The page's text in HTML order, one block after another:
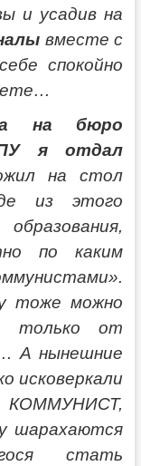
и усадив на
вместе с
спокойно
на бюро
я отдал
на стол
из этого
по каким
тоже можно
только от
А нынешние
исковеркали
КОММУНИСТ,
шарахаются
стать